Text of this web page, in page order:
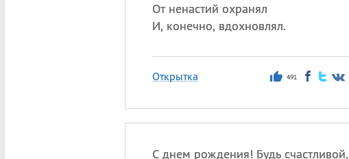
От ненастий охранял
И, конечно, вдохновлял.
Открытка 491
С днем рождения! Будь счастливой,